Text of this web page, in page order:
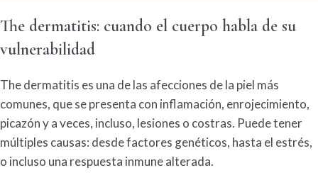
The dermatitis: cuando el cuerpo habla de su
vulnerabilidad
Thedermatitis es una de las afecciones de la piel más
comunes, que se presenta con inflamación, enrojecimiento,
picazón y a veces, incluso, lesiones o costras. Puede tener
múltiples causas: desde factores genéticos, hasta el estrés,
o incluso una respuesta inmune alterada.